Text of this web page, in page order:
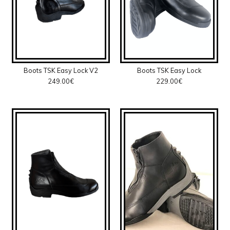
Boots TSK Easy Lock V2
249.00€
Boots TSK Easy Lock
229.00€